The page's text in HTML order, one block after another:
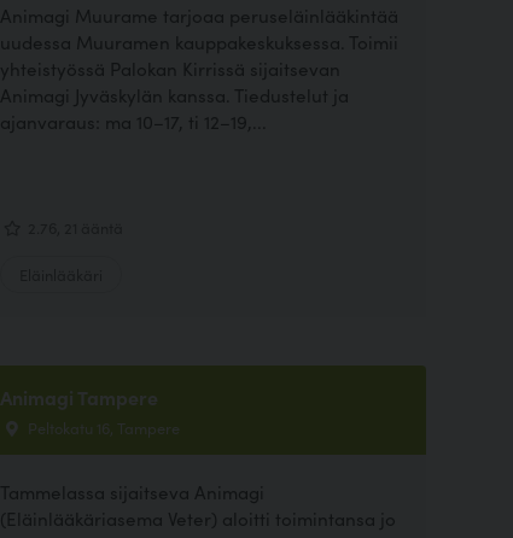
Animagi Muurame tarjoaa peruseläinlääkintää
uudessa Muuramen kauppakeskuksessa. Toimii
yhteistyössä Palokan Kirrissä sijaitsevan
Animagi Jyväskylän kanssa. Tiedustelut ja
ajanvaraus: ma 10–17, ti 12–19,...
Animagi Tampere
Peltokatu 16, Tampere
Tammelassa sijaitseva Animagi
(Eläinlääkäriasema Veter) aloitti toimintansa jo